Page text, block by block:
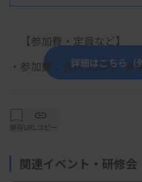
【参加費・定員など】
・参加費：会員 500円、非
・定 員：会員 40名、非
詳細はこちら（
保存URLコピー
関連イベント・研修会